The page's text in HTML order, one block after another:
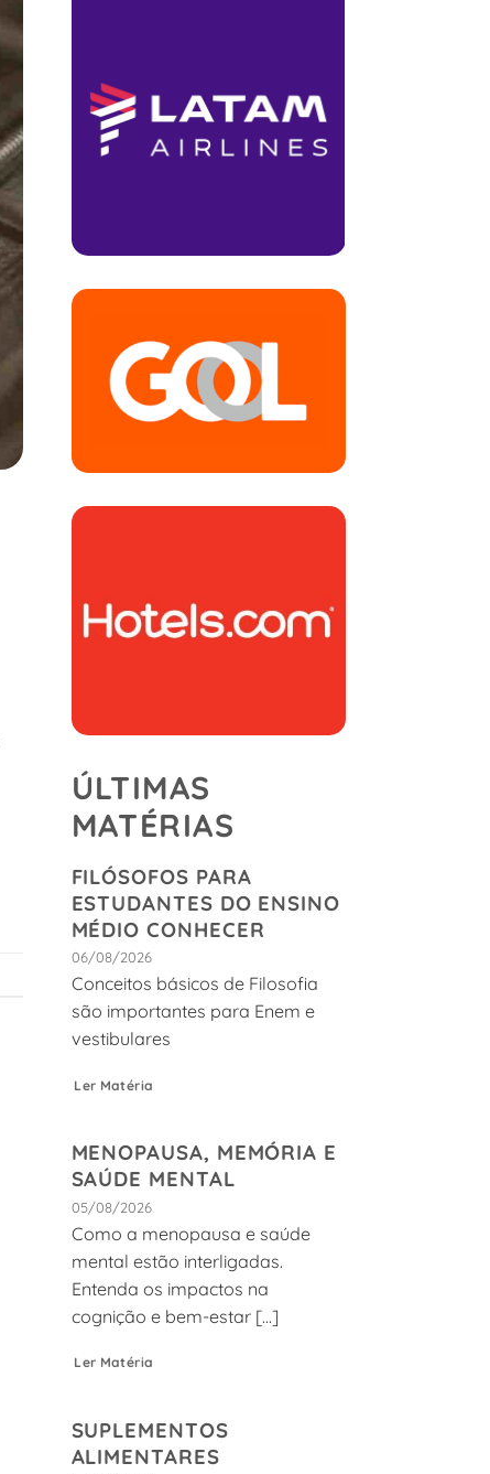
ÚLTIMAS
MATÉRIAS
FILÓSOFOS PARA
ESTUDANTES DO ENSINO
MÉDIO CONHECER
06/08/2026
Conceitos básicos de Filosofia
são importantes para Enem e
vestibulares
Ler Matéria
MENOPAUSA, MEMÓRIA E
SAÚDE MENTAL
05/08/2026
Como a menopausa e saúde
mental estão interligadas.
Entenda os impactos na
cognição e bem-estar [...]
Ler Matéria
SUPLEMENTOS
ALIMENTARES